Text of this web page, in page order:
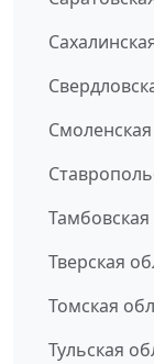
Тамбовская
Тверская
Томская
Тульская